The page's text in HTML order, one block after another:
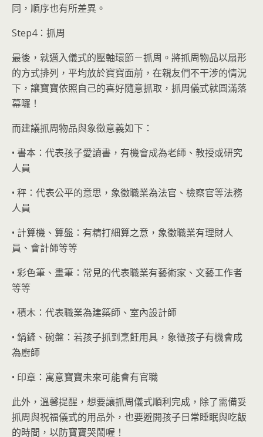
同，順序也有所差異。
Step4：抓周
最後，就邁入儀式的壓軸環節－抓周。將抓周物品以扇形
的方式排列，平均放於寶寶面前，在親友們不干涉的情況
下，讓寶寶依照自己的喜好隨意抓取，抓周儀式就圓滿落
幕囉！
而建議抓周物品與象徵意義如下：
• 書本：代表孩子愛讀書，有機會成為老師、教授或研究
人員
• 秤：代表公平的意思，象徵職業為法官、檢察官等法務
人員
• 計算機、算盤：有精打細算之意，象徵職業有理財人
員、會計師等等
• 彩色筆、畫筆：常見的代表職業有藝術家、文藝工作者
等等
• 積木：代表職業為建築師、室內設計師
• 鍋鏟、碗盤：若孩子抓到烹飪用具，象徵孩子有機會成
為廚師
• 印章：寓意寶寶未來可能會有官職
此外，溫馨提醒，想要讓抓周儀式順利完成，除了需備妥
抓周與祝福儀式的用品外，也要避開孩子日常睡眠與吃飯
的時間，以防寶寶哭鬧喔！